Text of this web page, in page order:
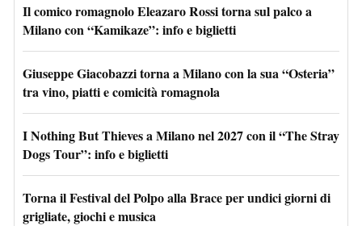
Il comico romagnolo Eleazaro Rossi torna sul palco a
Milano con “Kamikaze”: info e biglietti
Giuseppe Giacobazzi torna a Milano con la sua “Osteria”
tra vino, piatti e comicità romagnola
I Nothing But Thieves a Milano nel 2027 con il “The Stray
Dogs Tour”: info e biglietti
Torna il Festival del Polpo alla Brace per undici giorni di
grigliate, giochi e musica